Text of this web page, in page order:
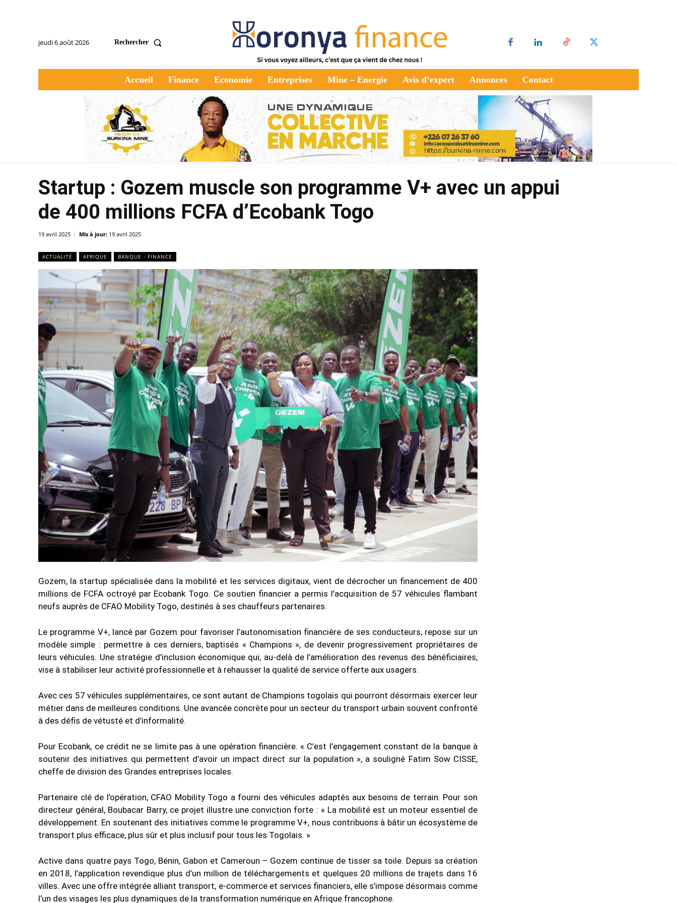
jeudi 6 août 2026 Rechercher
Accueil Finance Economie Entreprises Mine – Energie Avis d’expert Annonces Contact
Startup : Gozem muscle son programme V+ avec un appui
de 400 millions FCFA d’Ecobank Togo
19 avril 2025 Mis à jour: 19 avril 2025
ACTUALITÉ AFRIQUE BANQUE - FINANCE
Gozem, la startup spécialisée dans la mobilité et les services digitaux, vient de décrocher un financement de 400
millions de FCFA octroyé par Ecobank Togo. Ce soutien financier a permis l’acquisition de 57 véhicules flambant
neufs auprès de CFAO Mobility Togo, destinés à ses chauffeurs partenaires.
Le programme V+, lancé par Gozem pour favoriser l’autonomisation financière de ses conducteurs, repose sur un
modèle simple : permettre à ces derniers, baptisés « Champions », de devenir progressivement propriétaires de
leurs véhicules. Une stratégie d’inclusion économique qui, au-delà de l’amélioration des revenus des bénéficiaires,
vise à stabiliser leur activité professionnelle et à rehausser la qualité de service offerte aux usagers.
Avec ces 57 véhicules supplémentaires, ce sont autant de Champions togolais qui pourront désormais exercer leur
métier dans de meilleures conditions. Une avancée concrète pour un secteur du transport urbain souvent confronté
à des défis de vétusté et d’informalité.
Pour Ecobank, ce crédit ne se limite pas à une opération financière. « C’est l’engagement constant de la banque à
soutenir des initiatives qui permettent d’avoir un impact direct sur la population », a souligné Fatim Sow CISSE,
cheffe de division des Grandes entreprises locales.
Partenaire clé de l’opération, CFAO Mobility Togo a fourni des véhicules adaptés aux besoins de terrain. Pour son
directeur général, Boubacar Barry, ce projet illustre une conviction forte : « La mobilité est un moteur essentiel de
développement. En soutenant des initiatives comme le programme V+, nous contribuons à bâtir un écosystème de
transport plus efficace, plus sûr et plus inclusif pour tous les Togolais. »
Active dans quatre pays Togo, Bénin, Gabon et Cameroun – Gozem continue de tisser sa toile. Depuis sa création
en 2018, l’application revendique plus d’un million de téléchargements et quelques 20 millions de trajets dans 16
villes. Avec une offre intégrée alliant transport, e-commerce et services financiers, elle s’impose désormais comme
l’un des visages les plus dynamiques de la transformation numérique en Afrique francophone.